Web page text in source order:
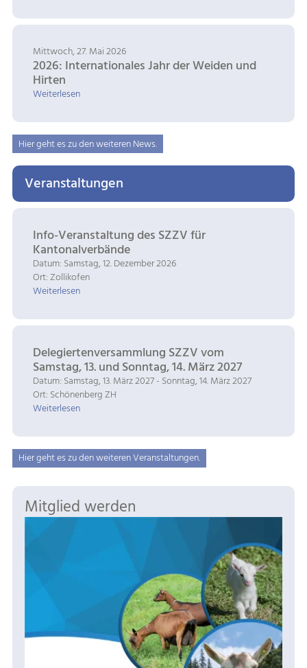
Mittwoch, 27. Mai 2026
2026: Internationales Jahr der Weiden und
Hirten
Weiterlesen
Hier geht es zu den weiteren News.
Veranstaltungen
Info-Veranstaltung des SZZV für
Kantonalverbände
Datum: Samstag, 12. Dezember 2026
Ort: Zollikofen
Weiterlesen
Delegiertenversammlung SZZV vom
Samstag, 13. und Sonntag, 14. März 2027
Datum: Samstag, 13. März 2027 - Sonntag, 14. März 2027
Ort: Schönenberg ZH
Weiterlesen
Hier geht es zu den weiteren Veranstaltungen.
Mitglied werden